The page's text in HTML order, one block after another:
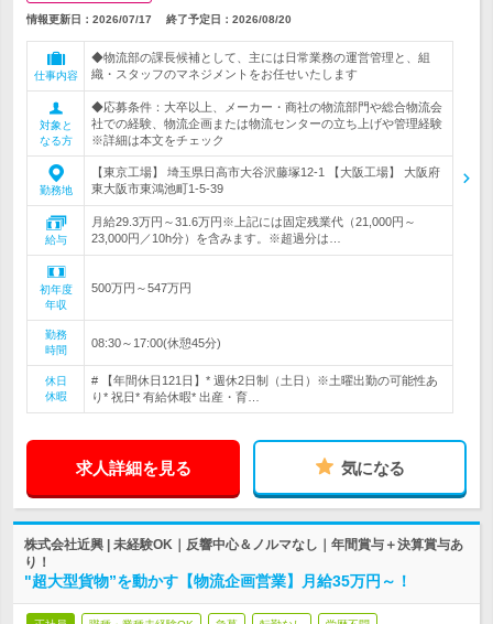
情報更新日：2026/07/17 終了予定日： 2026/08/20
仕事内容
◆物流部の課長候補として、主には日常業務の運営管理と、組
織・スタッフのマネジメントをお任せいたします
対象と
なる方
◆応募条件：大卒以上、メーカー・商社の物流部門や総合物流会
社での経験、物流企画または物流センターの立ち上げや管理経験
※詳細は本文をチェック
勤務地
【東京工場】 埼玉県日高市大谷沢藤塚12-1 【大阪工場】 大阪府
東大阪市東鴻池町1-5-39
給与
月給29.3万円～31.6万円※上記には固定残業代（21,000円～
23,000円／10h分）を含みます。※超過分は…
初年度
年収
500万円～547万円
勤務
時間
08:30～17:00(休憩45分)
休日
休暇
# 【年間休日121日】* 週休2日制（土日）※土曜出勤の可能性あ
り* 祝日* 有給休暇* 出産・育…
求人詳細を見る 気になる
株式会社近興 | 未経験OK｜反響中心＆ノルマなし｜年間賞与＋決算賞与あ
り！
"超大型貨物”を動かす【物流企画営業】月給35万円～！